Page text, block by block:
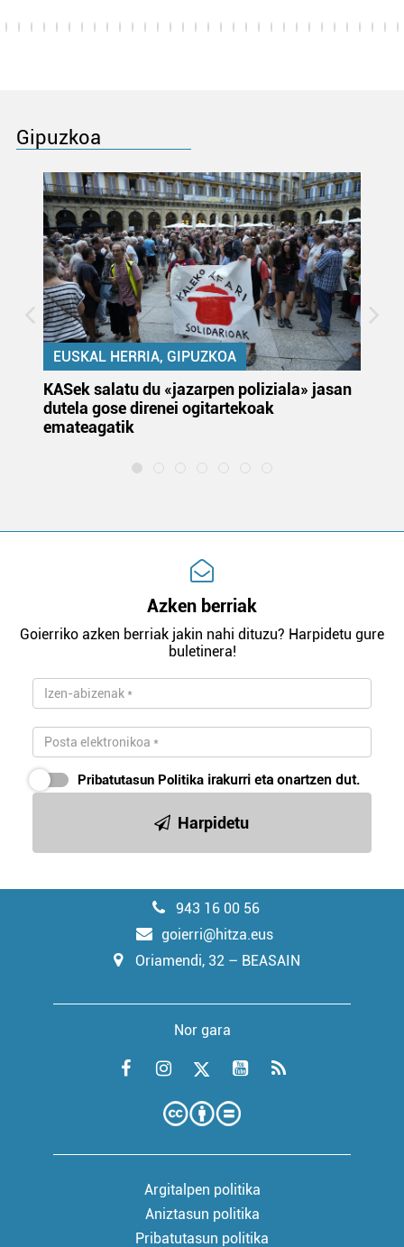
Gipuzkoa
EUSKAL HERRIA, GIPUZKOA
KASek salatu du «jazarpen poliziala» jasan
dutela gose direnei ogitartekoak
emateagatik
Azken berriak
Goierriko azken berriak jakin nahi dituzu? Harpidetu gure
buletinera!
Pribatutasun Politika irakurri eta onartzen dut.
Harpidetu
943 16 00 56
goierri@hitza.eus
Oriamendi, 32 – BEASAIN
Nor gara
Argitalpen politika
Aniztasun politika
Pribatutasun politika